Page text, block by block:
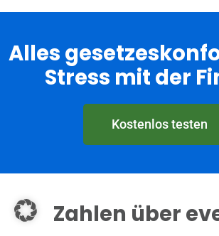
Alles
Stress mit der
Kostenlos testen
Zahlen über